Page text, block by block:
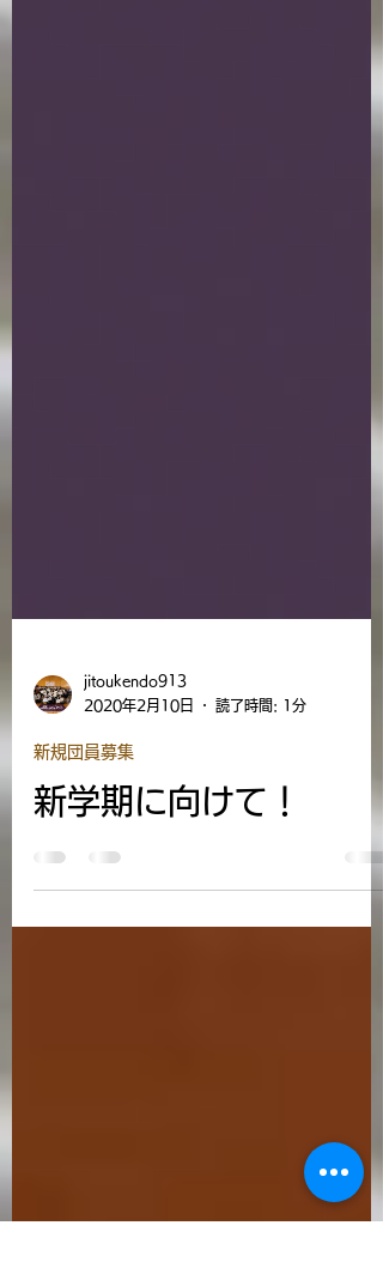
jitoukendo913
2020年2月10日
読了時間: 1分
新規団員募集